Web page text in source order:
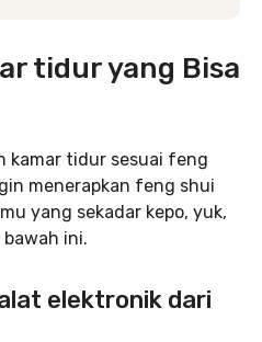
tidur yang Bisa
kamar tidur sesuai feng
menerapkan feng shui
yang sekadar kepo, yuk,
ini.
elektronik dari